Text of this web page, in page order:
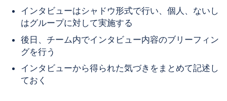
インタビューはシャドウ形式で行い、個人、ないし
はグループに対して実施する
後日、チーム内でインタビュー内容のブリーフィン
グを行う
インタビューから得られた気づきをまとめて記述し
ておく